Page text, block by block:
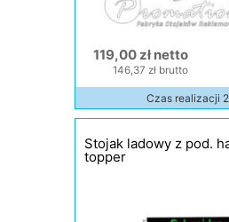
119,00 zł netto
146,37 zł brutto
Czas realizacji
Stojak ladowy z pod.
topper